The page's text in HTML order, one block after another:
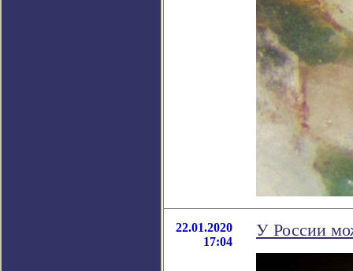
22.01.2020
17:04
У России